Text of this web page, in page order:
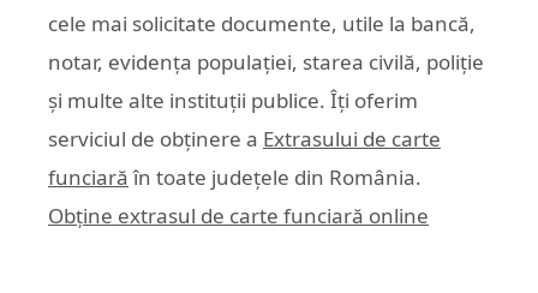
cele mai solicitate documente, utile la bancă,
notar, evidența populației, starea civilă, poliție
și multe alte instituții publice. Îți oferim
serviciul de obținere a Extrasului de carte
funciară în toate județele din România.
Obține extrasul de carte funciară online